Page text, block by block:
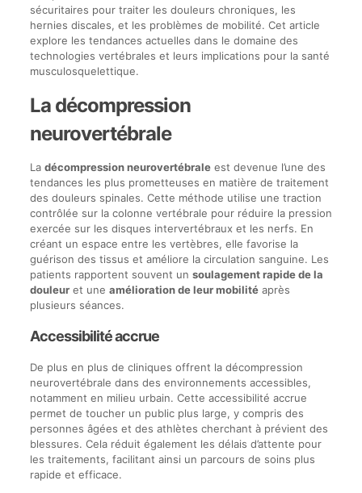
sécuritaires pour traiter les douleurs chroniques, les
hernies discales, et les problèmes de mobilité. Cet article
explore les tendances actuelles dans le domaine des
technologies vertébrales et leurs implications pour la santé
musculosquelettique.
La décompression
neurovertébrale
La décompression neurovertébraleest devenue l’une des
tendances les plus prometteuses en matière de traitement
des douleurs spinales. Cette méthode utilise une traction
contrôlée sur la colonne vertébrale pour réduire la pression
exercée sur les disques intervertébraux et les nerfs. En
créant un espace entre les vertèbres, elle favorise la
guérison des tissus et améliore la circulation sanguine. Les
patients rapportent souvent un soulagement rapide de la
douleuret une amélioration de leur mobilitéaprès
plusieurs séances.
Accessibilité accrue
De plus en plus de cliniques offrent la décompression
neurovertébrale dans des environnements accessibles,
notamment en milieu urbain. Cette accessibilité accrue
permet de toucher un public plus large, y compris des
personnes âgées et des athlètes cherchant à prévient des
blessures. Cela réduit également les délais d’attente pour
les traitements, facilitant ainsi un parcours de soins plus
rapide et efficace.